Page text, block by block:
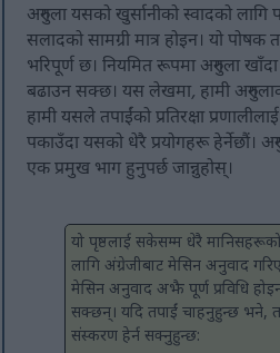
अरुगुला यसको खुर्सानीको स्वादको
सलादको सामग्री मात्र होइन। यो
भरिपूर्ण छ। नियमित रूपमा अरुगुला
बढाउन सक्छ। यस लेखमा, हामी
हामी यसले तपाईंको प्रतिरक्षा
पकाउँदा यसको धेरै प्रयोगहरू हेर्नेछौं।
एक प्रमुख भाग हुनुपर्छ जान्नुहोस्।
यो पृष्ठलाई सकेसम्म धेरै
लागि अंग्रेजीबाट मेसिन अनुवाद
मेसिन अनुवाद अझै पूर्ण प्रविधि
सक्छन्। यदि तपाईं चाहनुहुन्छ भने,
संस्करण हेर्न सक्नुहुन्छ: